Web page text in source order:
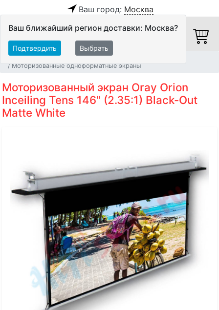
Ваш город: Москва
Ваш ближайший регион доставки: Москва?
Подтвердить Выбрать
Моторизованные одноформатные экраны
Моторизованный экран Oray Orion
Inceiling Tens 146" (2.35:1) Black-Out
Matte White